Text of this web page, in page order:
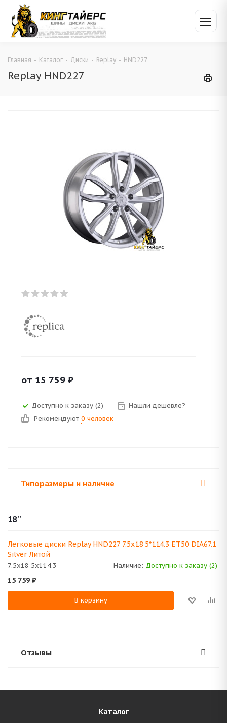
Главная - Каталог - Диски - Replay - HND227
Replay HND227
от 15 759 ₽
Доступно к заказу (2)
Нашли дешевле?
Рекомендуют 0 человек
Типоразмеры и наличие
18''
Легковые диски Replay HND227 7.5x18 5*114.3 ET50 DIA67.1
Silver Литой
7.5x18 5x114.3 Наличие: Доступно к заказу (2)
15 759 ₽
В корзину
Отзывы
Каталог